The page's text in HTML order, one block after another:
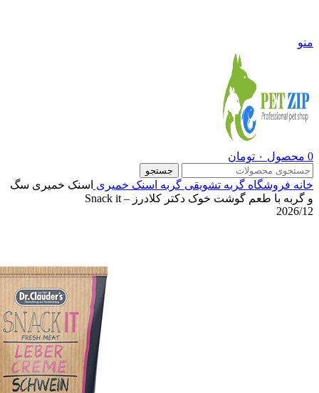
منو
0 محصول ۰ تومان
جستجو
خانه فروشگاه گربه تشویقی گربه اسنک خمیری اسنک خمیری سگ
و گربه با طعم گوشت خوک دکتر کلادرز – Snack it
2026/12